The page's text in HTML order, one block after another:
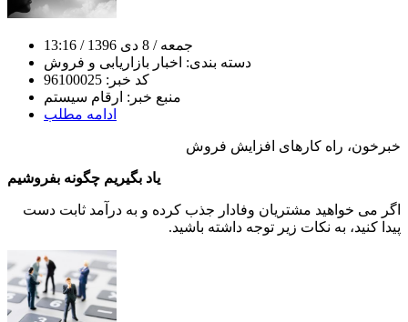
جمعه / 8 دی 1396
/ 13:16
دسته بندی: اخبار بازاریابی و فروش
کد خبر: 96100025
منبع خبر: ارقام سیستم
ادامه مطلب
خبرخون، راه کارهای افزایش فروش
یاد بگیریم چگونه بفروشیم
اگر می خواهید مشتریان وفادار جذب کرده و به درآمد ثابت دست
پیدا کنید، به نکات زیر توجه داشته باشید.